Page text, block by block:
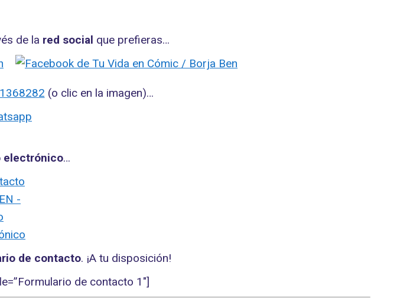
de la red social que prefieras…
(o clic en la imagen)…
electrónico…
de contacto. ¡A tu disposición!
de contacto 1″]